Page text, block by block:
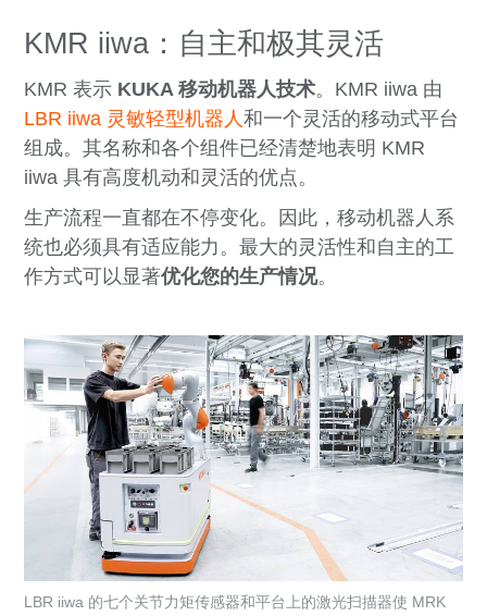
KMR iiwa：自主和极其灵活
KMR 表示 KUKA 移动机器人技术。KMR iiwa 由
LBR iiwa 灵敏轻型机器人和一个灵活的移动式平台
组成。其名称和各个组件已经清楚地表明 KMR
iiwa 具有高度机动和灵活的优点。
生产流程一直都在不停变化。因此，移动机器人系
统也必须具有适应能力。最大的灵活性和自主的工
作方式可以显著优化您的生产情况。
LBR iiwa 的七个关节力矩传感器和平台上的激光扫描器使 MRK